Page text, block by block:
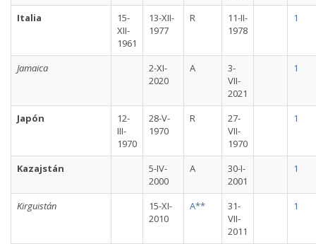
Italia
15-
XII-
1961
13-XII-
1977
R
11-II-
1978
1
Jamaica
2-XI-
2020
A
3-
VII-
2021
1
Japón
12-
III-
1970
28-V-
1970
R
27-
VII-
1970
1
Kazajstán
5-IV-
2000
A
30-I-
2001
1
Kirguistán
15-XI-
2010
A**
31-
VII-
2011
1